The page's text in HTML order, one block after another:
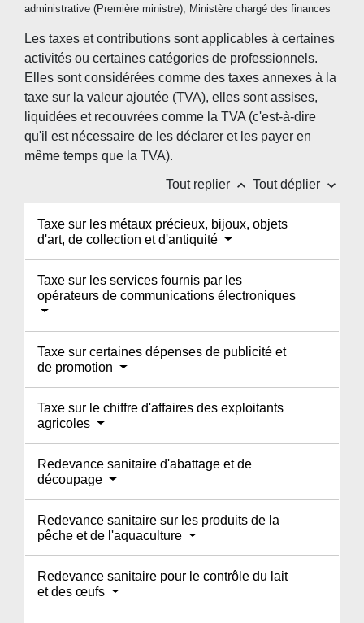
administrative (Première ministre), Ministère chargé des finances
Les taxes et contributions sont applicables à certaines
activités ou certaines catégories de professionnels.
Elles sont considérées comme des taxes annexes à la
taxe sur la valeur ajoutée (TVA), elles sont assises,
liquidées et recouvrées comme la TVA (c'est-à-dire
qu'il est nécessaire de les déclarer et les payer en
même temps que la TVA).
Tout replier keyboard_arrow_up Tout déplier keyboard_arrow_down
Taxe sur les métaux précieux, bijoux, objets
d'art, de collection et d'antiquité
Taxe sur les services fournis par les
opérateurs de communications électroniques
Taxe sur certaines dépenses de publicité et
de promotion
Taxe sur le chiffre d'affaires des exploitants
agricoles
Redevance sanitaire d'abattage et de
découpage
Redevance sanitaire sur les produits de la
pêche et de l'aquaculture
Redevance sanitaire pour le contrôle du lait
et des œufs